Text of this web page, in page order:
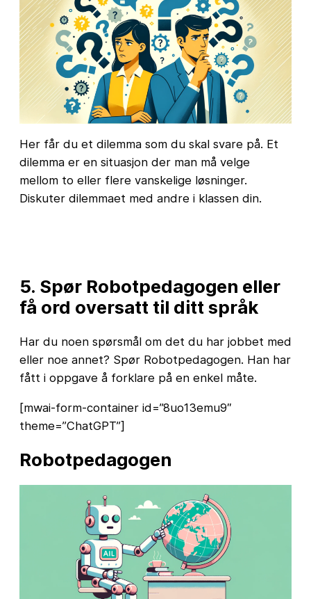
Her får du et dilemma som du skal svare på. Et
dilemma er en situasjon der man må velge
mellom to eller flere vanskelige løsninger.
Diskuter dilemmaet med andre i klassen din.
5. Spør Robotpedagogen eller
få ord oversatt til ditt språk
Har du noen spørsmål om det du har jobbet med
eller noe annet? Spør Robotpedagogen. Han har
fått i oppgave å forklare på en enkel måte.
[mwai-form-container id=”8uo13emu9″
theme=”ChatGPT”]
Robotpedagogen